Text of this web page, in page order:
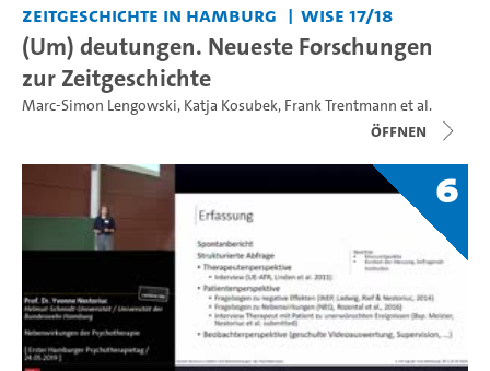
Zeitgeschichte in Hamburg
WiSe 17/18
(Um) deutungen. Neueste Forschungen
zur Zeitgeschichte
Marc-Simon Lengowski, Katja Kosubek, Frank Trentmann et al.
Öffnen
6